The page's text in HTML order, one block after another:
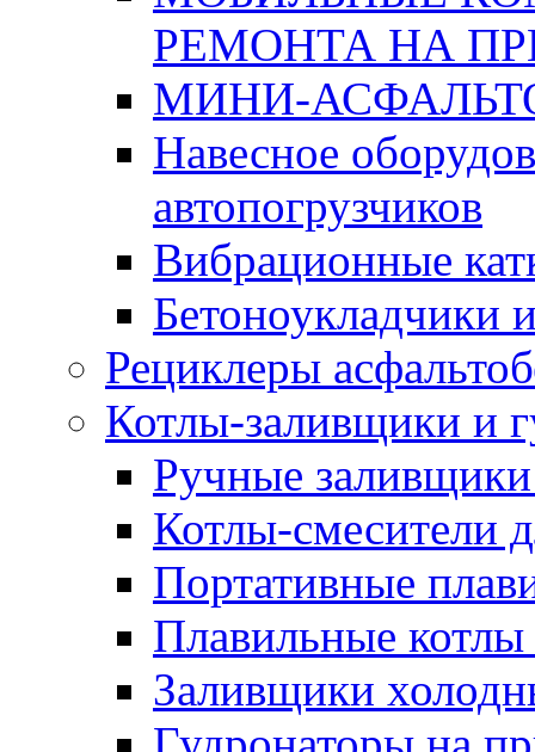
РЕМОНТА НА
МИНИ-
Навесное
автопогрузчиков
Вибрационные
Бетоноукладчики
Рециклеры
Котлы-заливщики и
Ручные заливщики
Котлы-смесители
Портативные
Плавильные
Заливщики